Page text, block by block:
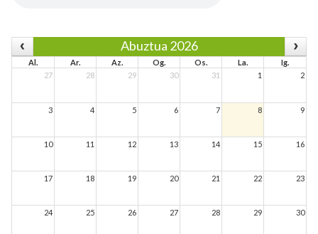
Abuztua 2026
Al. Ar. Az. Og. Os. La.
Ig.
27
28 29 30 31 1 2
3 4 5 6 7 8 9
10 11 12 13 14 15 16
17 18 19 20 21 22 23
24 25 26 27 28 29 30